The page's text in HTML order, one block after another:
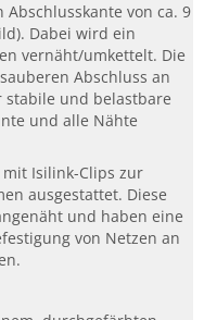
von ca. 9
Dabei wird ein
vernäht/umkettelt. Die
Abschluss an
und belastbare
und alle Nähte
Isilink-Clips zur
ausgestattet. Diese
und haben eine
von Netzen an